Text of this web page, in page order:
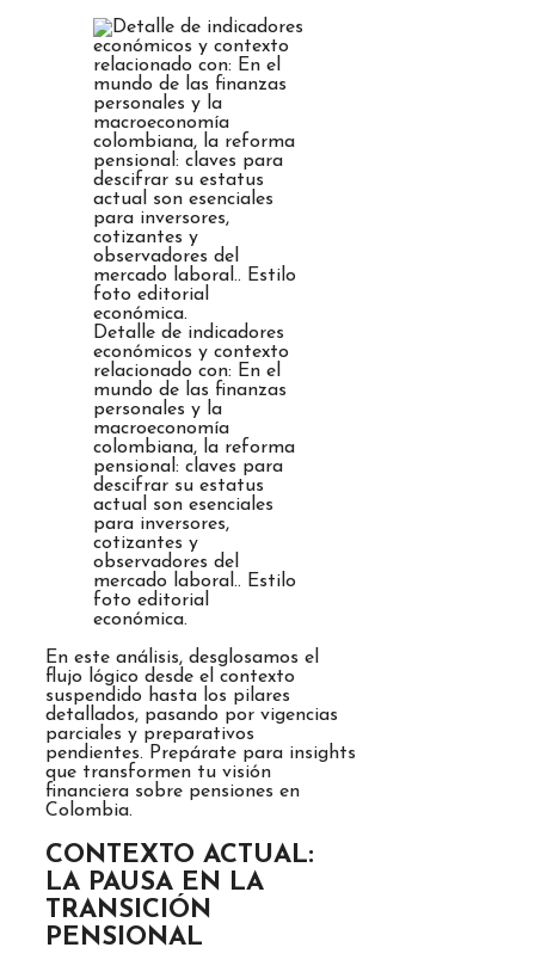
Detalle de indicadores
económicos y contexto
relacionado con: En el
mundo de las finanzas
personales y la
macroeconomía
colombiana, la reforma
pensional: claves para
descifrar su estatus
actual son esenciales
para inversores,
cotizantes y
observadores del
mercado laboral.. Estilo
foto editorial
económica.
En este análisis, desglosamos el
flujo lógico desde el contexto
suspendido hasta los pilares
detallados, pasando por vigencias
parciales y preparativos
pendientes. Prepárate para insights
que transformen tu visión
financiera sobre pensiones en
Colombia.
CONTEXTO ACTUAL:
LA PAUSA EN LA
TRANSICIÓN
PENSIONAL